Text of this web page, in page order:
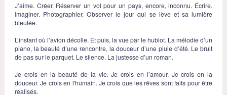
J’aime. Créer. Réserver un vol pour un pays, encore, inconnu. Écrire.
Imaginer. Photographier. Observer le jour qui se lève et sa lumière
bleutée.
L’instant où l’avion décolle. Et puis, la vue par le hublot. La mélodie d’un
piano, la beauté d’une rencontre, la douceur d’une pluie d’été. Le bruit
de pas sur le parquet. Le silence. La justesse d’un roman.
Je crois en la beauté de la vie. Je crois en l’amour. Je crois en la
douceur. Je crois en l'humain. Je crois que les rêves sont faits pour être
réalisés.